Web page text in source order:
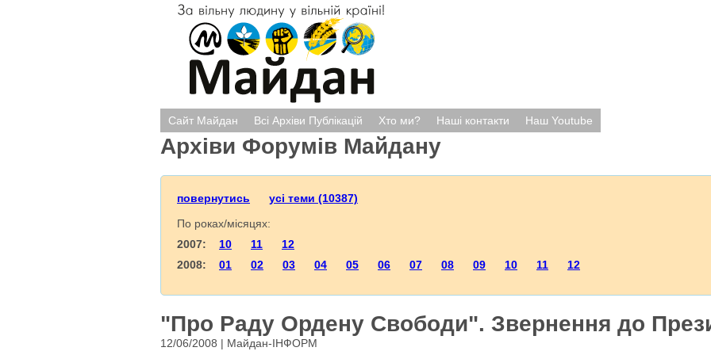
Сайт Майдан Всі Архіви Публікацій Хто ми? Наші контакти Наш Youtube
Архіви Форумів Майдану
повернутись
усі теми (10387)
По роках/місяцях:
2007: 10 11
12
2008: 01 02 03 04 05 06 07 08 09 10 11 12
"Про Раду Ордену Свободи". Звернення до
12/06/2008 | Майдан-ІНФОРМ